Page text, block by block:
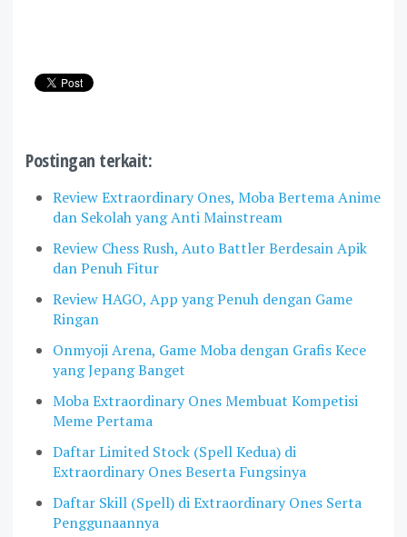
Postingan terkait:
Review Extraordinary Ones, Moba Bertema Anime
dan Sekolah yang Anti Mainstream
Review Chess Rush, Auto Battler Berdesain Apik
dan Penuh Fitur
Review HAGO, App yang Penuh dengan Game
Ringan
Onmyoji Arena, Game Moba dengan Grafis Kece
yang Jepang Banget
Moba Extraordinary Ones Membuat Kompetisi
Meme Pertama
Daftar Limited Stock (Spell Kedua) di
Extraordinary Ones Beserta Fungsinya
Daftar Skill (Spell) di Extraordinary Ones Serta
Penggunaannya